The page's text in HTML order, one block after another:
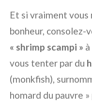
Et si vraiment
bonheur, consolez-
« shrimp scampi »
vous tenter par du
(monkfish),
homard du pauvre